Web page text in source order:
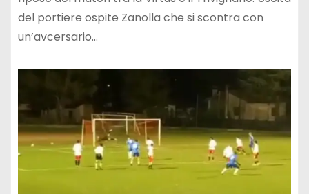
del portiere ospite Zanolla che si scontra con
un’avcersario…